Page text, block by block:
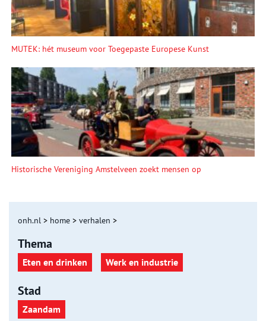
MUTEK: hét museum voor Toegepaste Europese Kunst
Historische Vereniging Amstelveen zoekt mensen op
onh.nl > home > verhalen >
Thema
Eten en drinken Werk en industrie
Stad
Zaandam